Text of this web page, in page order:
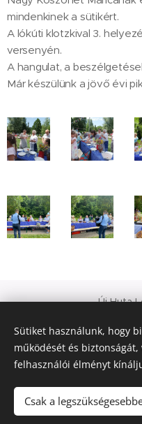
mindenkinek a sütikért.
A lókúti klotzkival 3.
versenyén.
A hangulat, a
Már készülünk a jövő évi
Új Huta
Európa
© 2021 Minden
Sütiket használunk, hogy
működését és
felhasználói élményt
Csak a